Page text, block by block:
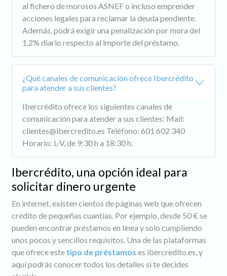
al fichero de morosos ASNEF o incluso emprender
acciones legales para reclamar la deuda pendiente.
Además, podrá exigir una penalización por mora del
1,2% diario respecto al importe del préstamo.
¿Qué canales de comunicación ofrece Ibercrédito
para atender a sus clientes?
Ibercrédito ofrece los siguientes canales de
comunicación para atender a sus clientes: Mail:
clientes@ibercredito.es Teléfono: 601 602 340
Horario: L-V, de 9:30 h a 18:30 h.
Ibercrédito, una opción ideal para
solicitar dinero urgente
En internet, existen cientos de páginas web que ofrecen
crédito de pequeñas cuantías. Por ejemplo, desde 50 € se
pueden encontrar préstamos en línea y solo cumpliendo
unos pocos y sencillos requisitos. Una de las plataformas
que ofrece este tipo de préstamos es ibercredito.es, y
aquí podrás conocer todos los detalles si te decides